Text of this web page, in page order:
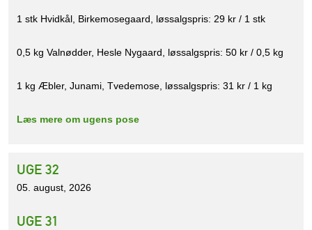
1 stk Hvidkål, Birkemosegaard, løssalgspris: 29 kr / 1 stk
0,5 kg Valnødder, Hesle Nygaard, løssalgspris: 50 kr / 0,5 kg
1 kg Æbler, Junami, Tvedemose, løssalgspris: 31 kr / 1 kg
Læs mere om ugens pose
UGE 32
05. august, 2026
UGE 31